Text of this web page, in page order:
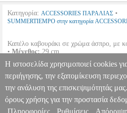
Κατηγορία: ACCESSORIES ΠΑΡΑΛΙΑΣ •
SUMMERTIEMPO στην κατηγορία
Καπέλο καβουράκι σε χρώμα άσπρο, με
•Μέγεθος:29 cm.
•
Χρώμα: ’σπρο.
• Βάρος:0.080 Kg.
ΚΑΠΕΛΟ ΚΑΒΟΥΡΑΚΙ
TRV.170393 TRV.170393
ACCESSORIES ΠΑΡΑΛΙΑΣ
Η ιστοσελίδα χρησιμοποιεί cookies
περιήγησης, την εξατομίκευση
την ανάλυση της επισκεψιμότητάς
όρους χρήσης για την προστασία
Πληροφορίες
Ρυθμίσεις Απόρριψη